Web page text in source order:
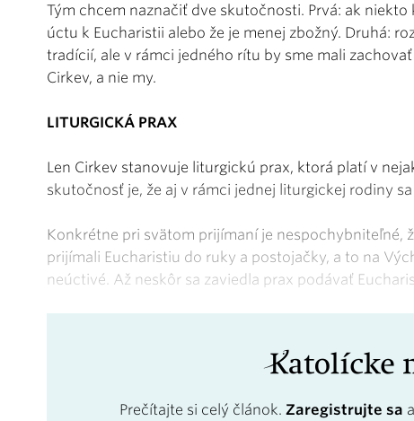
Tým chcem naznačiť dve skutočnosti. Prvá: ak
úctu k Eucharistii alebo že je menej zbožný. Druhá:
tradícií, ale v rámci jedného rítu by sme mali
Cirkev, a nie my.
LITURGICKÁ PRAX
Len Cirkev stanovuje liturgickú prax, ktorá platí v
skutočnosť je, že aj v rámci jednej liturgickej rodiny
Konkrétne pri svätom prijímaní je nespochybniteľné,
prijímali Eucharistiu do ruky a postojačky, a to na
neúctivé. Až neskôr sa zaviedla prax podávať
Prečítajte si celý článok. Zaregistrujte sa